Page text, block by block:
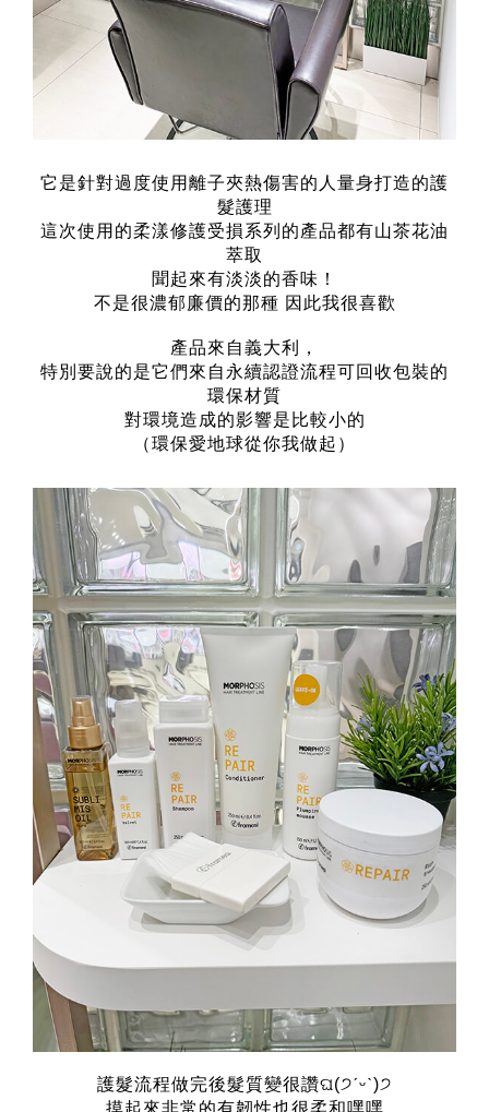
它是針對過度使用離子夾熱傷害的人量身打造的護
髮護理
這次使用的柔漾修護受損系列的產品都有山茶花油
萃取
聞起來有淡淡的香味！
不是很濃郁廉價的那種 因此我很喜歡
產品來自義大利，
特別要說的是它們來自永續認證流程可回收包裝的
環保材質
對環境造成的影響是比較小的
（環保愛地球從你我做起）
護髮流程做完後髮質變很讚ଘ(੭ˊᵕˋ)੭